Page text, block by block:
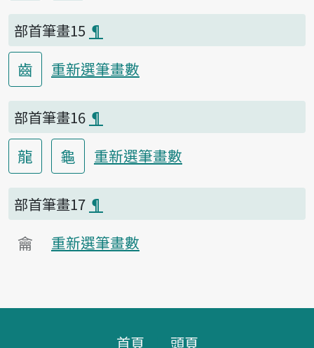
部首筆畫15 ¶
齒 重新選筆畫數
部首筆畫16 ¶
龍 龜 重新選筆畫數
部首筆畫17 ¶
龠 重新選筆畫數
首頁 頭頁